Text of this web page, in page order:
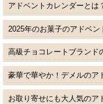
アドベントカレンダーとは
2025年のお菓子のアドベ
高級チョコレートブランド
豪華で華やか！デメルのア
お取り寄せにも大人気のア